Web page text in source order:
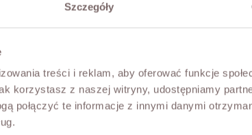
Szczegóły
treści i reklam, aby oferować funkcje
korzystasz z naszej witryny, udostępniamy
połączyć te informacje z innymi danymi